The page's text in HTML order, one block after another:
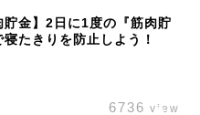
貯金】2日に1度の『筋肉貯
寝たきりを防止しよう！
6736 view
配当金